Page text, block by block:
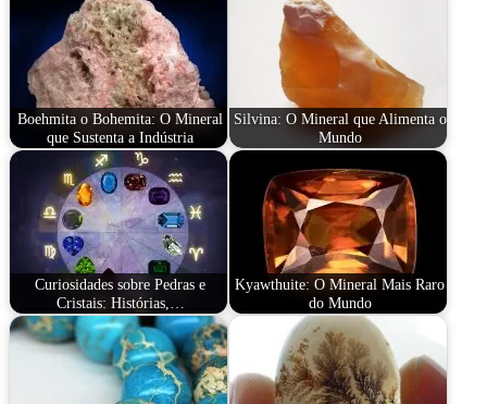
Boehmita o Bohemita: O Mineral
que Sustenta a Indústria
Silvina: O Mineral que Alimenta o
Mundo
Curiosidades sobre Pedras e
Cristais: Histórias,…
Kyawthuite: O Mineral Mais Raro
do Mundo